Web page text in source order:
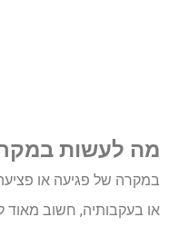
מה לעשות
במקרה של פגיעה או
או בעקבותיה, חשוב מאוד